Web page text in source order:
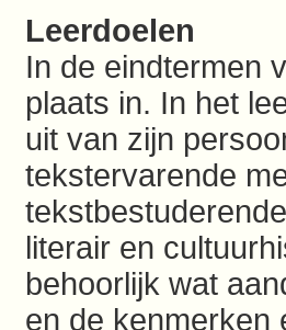
Leerdoelen
In de eindtermen
plaats in. In het
uit van zijn
tekstervarende
literair en
behoorlijk wat
en de kenmerken